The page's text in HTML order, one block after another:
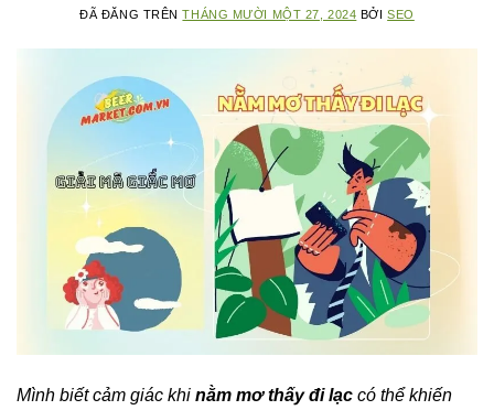
ĐÃ ĐĂNG TRÊNTHÁNG MƯỜI MỘT 27, 2024 BỞISEO
Mình biết cảm giác khi nằm mơ thấy đi lạc có thể khiến